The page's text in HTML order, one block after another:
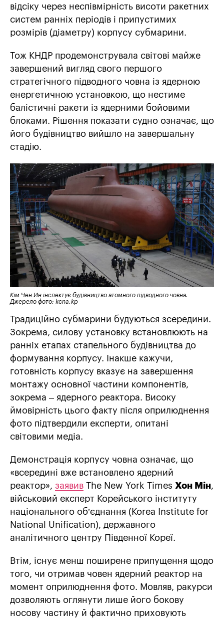
відсіку через неспівмірність висоти ракетних
систем ранніх періодів і припустимих
розмірів (діаметру) корпусу субмарини.
Тож КНДР продемонструвала світові майже
завершений вигляд свого першого
стратегічного підводного човна із ядерною
енергетичною установкою, що нестиме
балістичні ракети із ядерними бойовими
блоками. Рішення показати судно означає, що
його будівництво вийшло на завершальну
стадію.
Кім Чен Ин інспектує будівництво атомного підводного човна.
Джерело фото: kcna.kp
Традиційно субмарини будуються зсередини.
Зокрема, силову установку встановлюють на
ранніх етапах стапельного будівництва до
формування корпусу. Інакше кажучи,
готовність корпусу вказує на завершення
монтажу основної частини компонентів,
зокрема – ядерного реактора. Високу
ймовірність цього факту після оприлюднення
фото підтвердили експерти, опитані
світовими медіа.
Демонстрація корпусу човна означає, що
«всередині вже встановлено ядерний
реактор», заявив The New York Times Хон Мін,
військовий експерт Корейського інституту
національного об’єднання (Korea Institute for
National Unification), державного
аналітичного центру Південної Кореї.
Втім, існує менш поширене припущення щодо
того, чи отримав човен ядерний реактор на
момент оприлюднення фото. Мовляв, ракурси
дозволяють оглянути лише його бокову
носову частину й фактично приховують